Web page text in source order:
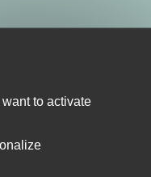
to activate